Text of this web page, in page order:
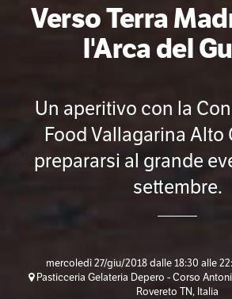
Verso Terra
l'Arca del
Un aperitivo con la
Food Vallagarina Alto
prepararsi al grande
settembre.
mercoledì 27/giu/2018 dalle 18:30 alle
Pasticceria Gelateria Depero - Corso
Rovereto TN, Italia